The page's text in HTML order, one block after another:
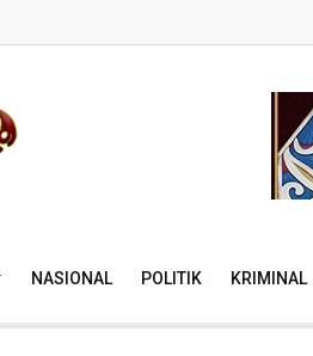
NASIONAL POLITIK KRIMINAL